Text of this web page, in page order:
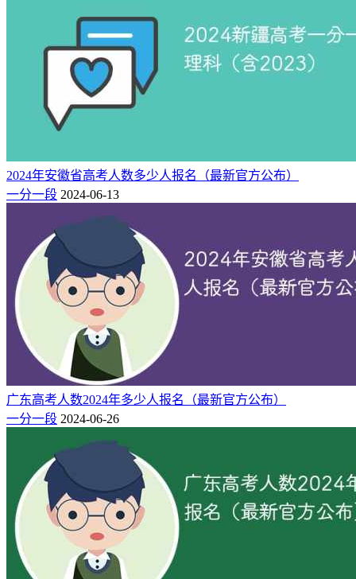
2024年安徽省高考人数多少人报名（最新官方公布）
一分一段 2024-06-13
广东高考人数2024年多少人报名（最新官方公布）
一分一段 2024-06-26